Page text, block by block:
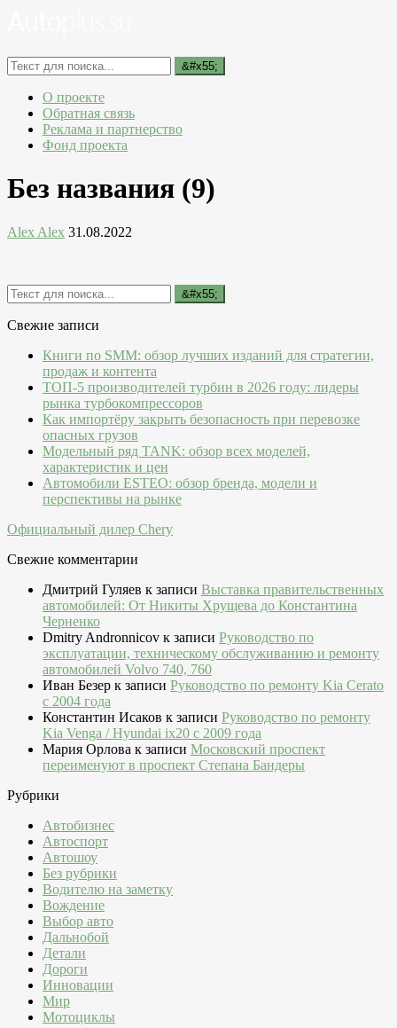
О проекте
Обратная связь
Реклама и партнерство
Фонд проекта
Без названия (9)
Alex Alex 31.08.2022
Свежие записи
Книги по SMM: обзор лучших изданий для стратегии,
продаж и контента
ТОП-5 производителей турбин в 2026 году: лидеры
рынка турбокомпрессоров
Как импортёру закрыть безопасность при перевозке
опасных грузов
Модельный ряд TANK: обзор всех моделей,
характеристик и цен
Автомобили ESTEO: обзор бренда, модели и
перспективы на рынке
Официальный дилер Chery
Свежие комментарии
Дмитрий Гуляев к записи Выставка правительственных
автомобилей: От Никиты Хрущева до Константина
Черненко
Dmitry Andronnicov к записи Руководство по
эксплуатации, техническому обслуживанию и ремонту
автомобилей Volvo 740, 760
Иван Безер к записи Руководство по ремонту Kia Cerato
c 2004 года
Константин Исаков к записи Руководство по ремонту
Kia Venga / Hyundai ix20 c 2009 года
Мария Орлова к записи Московский проспект
переименуют в проспект Степана Бандеры
Рубрики
Автобизнес
Автоспорт
Автошоу
Без рубрики
Водителю на заметку
Вождение
Выбор авто
Дальнобой
Детали
Дороги
Инновации
Мир
Мотоциклы